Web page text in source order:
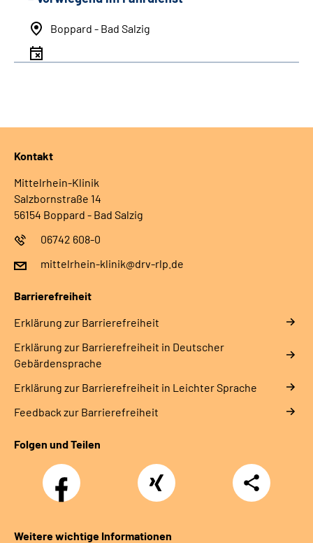
Boppard - Bad Salzig
Kontakt
Mittelrhein-Klinik
Salzbornstraße 14
56154 Boppard - Bad Salzig
06742 608-0
mittelrhein-klinik@drv-rlp.de
Barrierefreiheit
Erklärung zur Barrierefreiheit
Erklärung zur Barrierefreiheit in Deutscher
Gebärdensprache
Erklärung zur Barrierefreiheit in Leichter Sprache
Feedback zur Barrierefreiheit
Folgen und Teilen
Facebook Xing
Teilen
Weitere wichtige Informationen